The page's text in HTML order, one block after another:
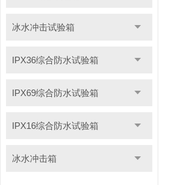
冰水冲击试验箱
IPX36综合防水试验箱
IPX69综合防水试验箱
IPX16综合防水试验箱
冰水冲击箱